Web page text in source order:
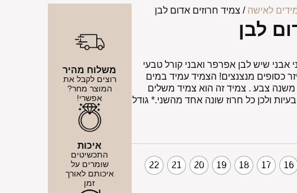
לאישה / צמיד חרוזים אדום לבן
לבן
אבני שיש לבן אפרפר ואבני קורל טבעי
כסופים מנצנצים! הצמיד עמיד במים
משנה צבע . צמיד זה הוא צמיד משלים
ולכן כל חרוז שונה אחד מהשני.* גודל
16
17
18
19
20
21
22
משלוח מהיר
רוצים לקבל את
המוצר מחר?
אפשרי!
איכות
התכשיטים
שומרים על
איכותם לאורך
זמן